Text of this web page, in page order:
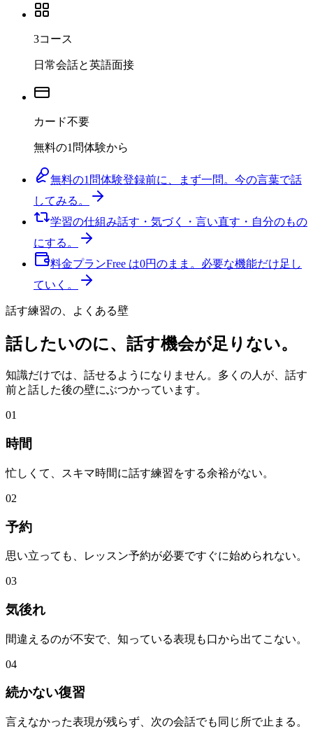
3コース
日常会話と英語面接
カード不要
無料の1問体験から
無料の1問体験登録前に、まず一問。今の言葉で話
してみる。
学習の仕組み話す・気づく・言い直す・自分のもの
にする。
料金プランFree は0円のまま。必要な機能だけ足し
ていく。
話す練習の、よくある壁
話したいのに、 話す機会が足りない。
知識だけでは、話せるようになりません。多くの人が、話す
前と話した後の壁にぶつかっています。
01
時間
忙しくて、スキマ時間に話す練習をする余裕がない。
02
予約
思い立っても、レッスン予約が必要ですぐに始められない。
03
気後れ
間違えるのが不安で、知っている表現も口から出てこない。
04
続かない復習
言えなかった表現が残らず、次の会話でも同じ所で止まる。